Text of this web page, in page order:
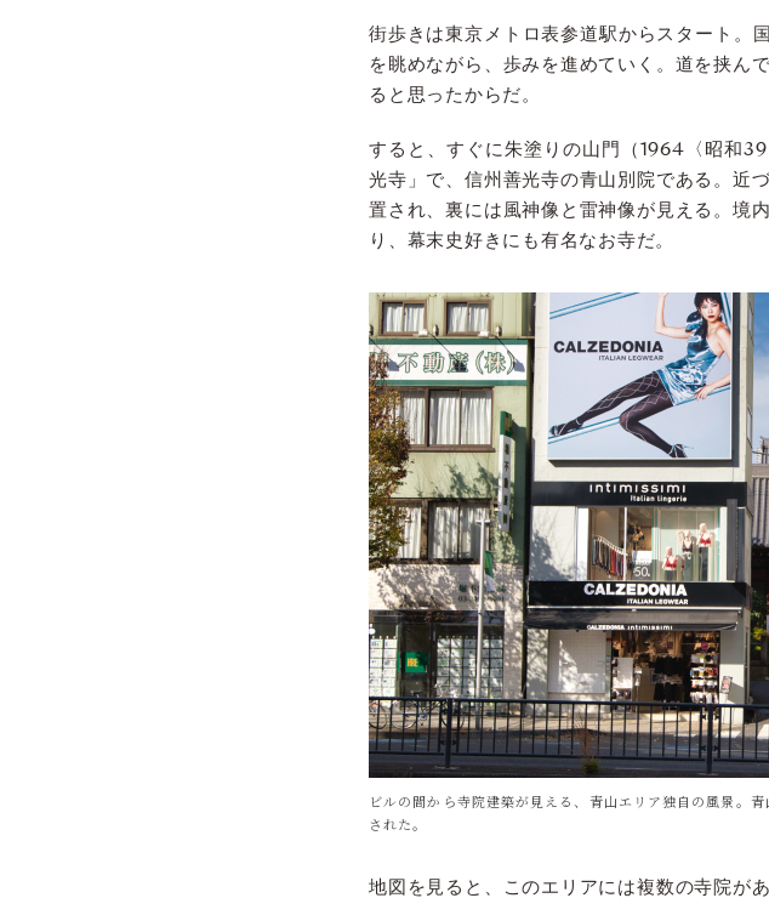
街歩きは東京メトロ表参道駅からスタート。
を眺めながら、歩みを進めていく。道を挟ん
ると思ったからだ。
すると、すぐに朱塗りの山門（1964〈昭和
光寺」で、信州善光寺の青山別院である。近
置され、裏には風神像と雷神像が見える。境
り、幕末史好きにも有名なお寺だ。
ビルの間から寺院建築が見える、青山エリア独自の風景。
された。
地図を見ると、このエリアには複数の寺院が